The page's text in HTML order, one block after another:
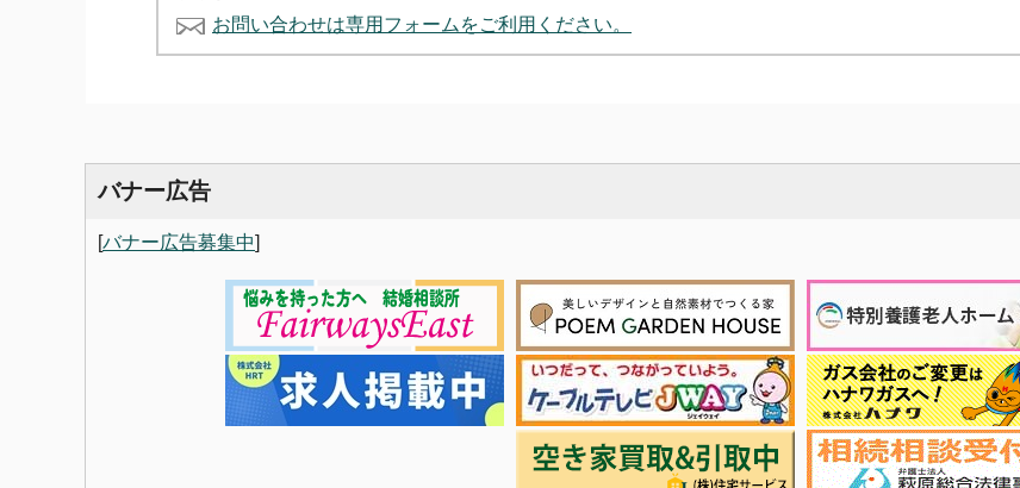
お問い合わせは専用フォームをご利用ください。
バナー広告
[バナー広告募集中]